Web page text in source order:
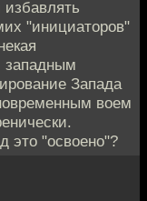
"инициаторов"
западным
Запада
воем
это "освоено"?